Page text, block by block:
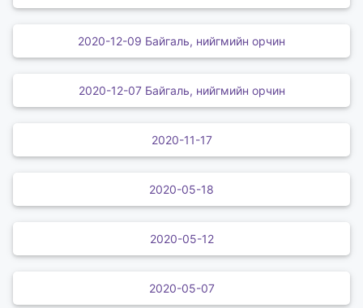
2020-12-09 Байгаль, нийгмийн орчин
2020-12-07 Байгаль, нийгмийн орчин
2020-11-17
2020-05-18
2020-05-12
2020-05-07